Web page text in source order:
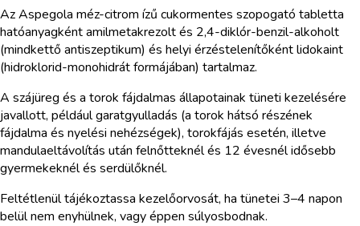
Az Aspegola méz-citrom ízű cukormentes szopogató tabletta
hatóanyagként amilmetakrezolt és 2,4-diklór-benzil-alkoholt
(mindkettő antiszeptikum) és helyi érzéstelenítőként lidokaint
(hidroklorid-monohidrát formájában) tartalmaz.
A szájüreg és a torok fájdalmas állapotainak tüneti kezelésére
javallott, például garatgyulladás (a torok hátsó részének
fájdalma és nyelési nehézségek), torokfájás esetén, illetve
mandulaeltávolítás után felnőtteknél és 12 évesnél idősebb
gyermekeknél és serdülőknél.
Feltétlenül tájékoztassa kezelőorvosát, ha tünetei 3–4 napon
belül nem enyhülnek, vagy éppen súlyosbodnak.